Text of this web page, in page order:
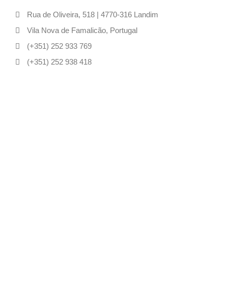
Rua de Oliveira, 518 | 4770-316 Landim
Vila Nova de Famalicão, Portugal
(+351) 252 933 769
(+351) 252 938 418